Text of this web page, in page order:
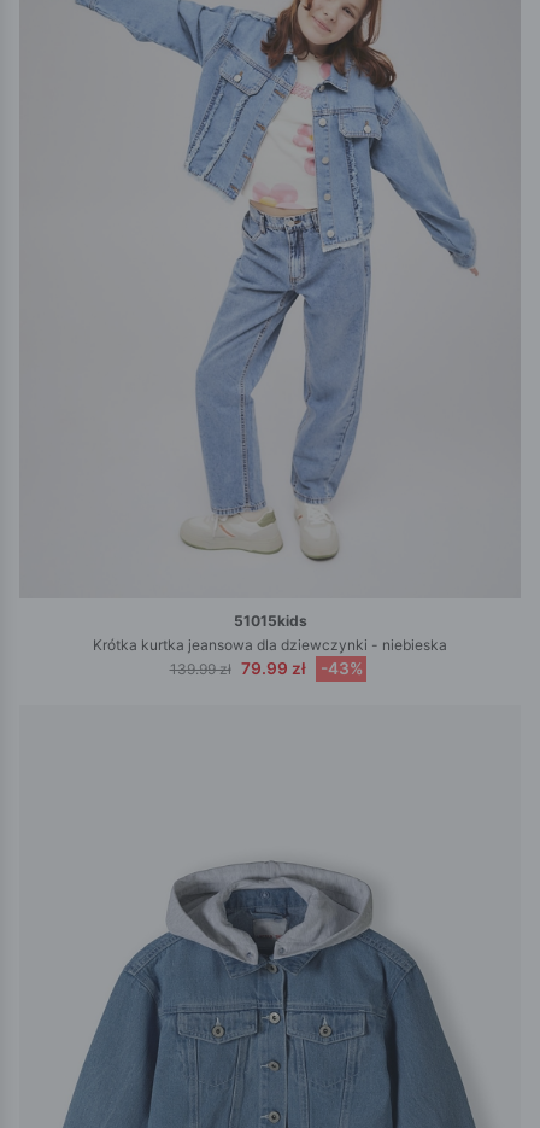
51015kids
Krótka kurtka jeansowa dla dziewczynki - niebieska
139.99 zł 79.99 zł -43%